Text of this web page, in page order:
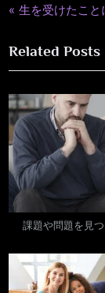
投
稿
ナ
ビ
ゲ
ー
シ
ョ
ン
P
e
v
i
o
u
s
P
o
s
:
生を受けたこと
Related Posts
課題や問題を見